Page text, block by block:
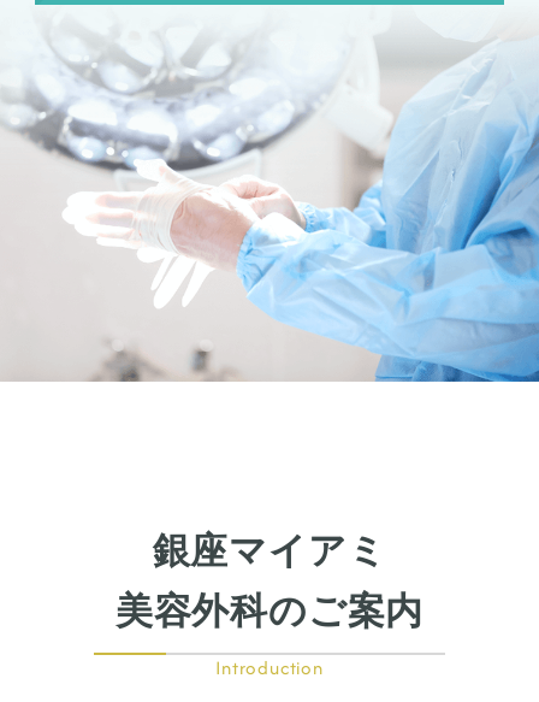
銀座マイアミ
美容外科のご案内
Introduction